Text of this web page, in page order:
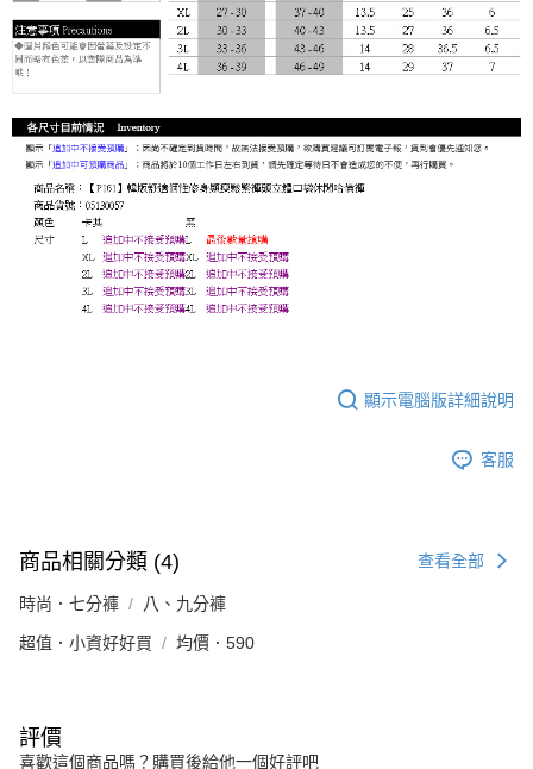
顯示電腦版詳細說明
客服
商品相關分類 (4) 查看全部
時尚．七分褲 八、九分褲
超值．小資好好買 均價．590
評價
喜歡這個商品嗎？購買後給他一個好評吧